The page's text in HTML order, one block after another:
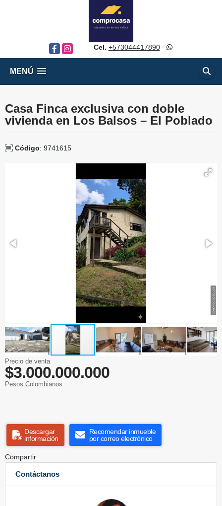
FacebookInstagram Cel. +573044417890-
MENÚ
Casa Finca exclusiva con doble
vivienda en Los Balsos – El Poblado
Código: 9741615
Precio de venta
$3.000.000.000
Pesos Colombianos
Descargar
información
Recomendar inmueble
por correo electrónico
Compartir
Contáctanos